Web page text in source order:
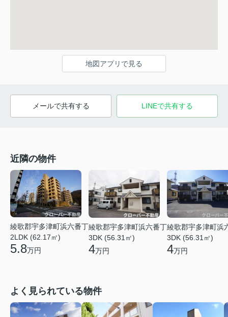
地図アプリで見る
メールで共有する LINEで共有する
近隣の物件
綾歌郡宇多津町浜六番丁
2LDK (62.17㎡)
5.8万円
綾歌郡宇多津町浜六番丁
3DK (56.31㎡)
4万円
綾歌郡宇多津町浜
3DK (56.31㎡)
4万円
よく見られている物件